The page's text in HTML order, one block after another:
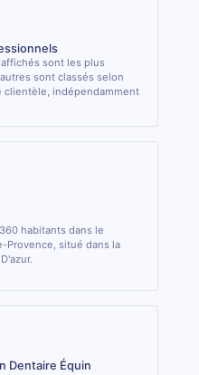
sont les plus
sont classés selon
clientèle, indépendamment
habitants dans le
Provence, situé dans la
Dentaire Équin